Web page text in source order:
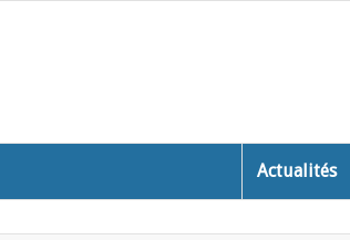
Actualités